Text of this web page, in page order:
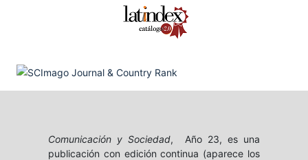
Comunicación y Sociedad, Año 23, es una
publicación con edición continua (aparece los